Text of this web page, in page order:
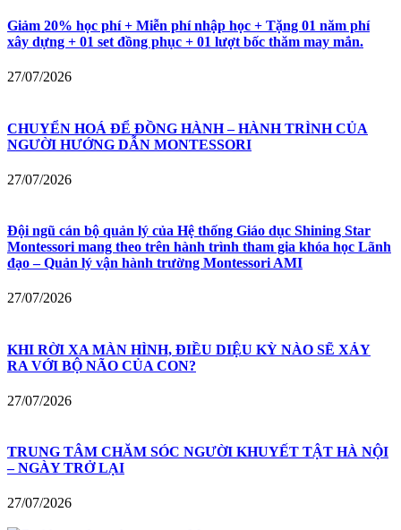
Giảm 20% học phí + Miễn phí nhập học + Tặng 01 năm phí
xây dựng + 01 set đồng phục + 01 lượt bốc thăm may mắn.
27/07/2026
CHUYỂN HOÁ ĐỂ ĐỒNG HÀNH – HÀNH TRÌNH CỦA
NGƯỜI HƯỚNG DẪN MONTESSORI
27/07/2026
Đội ngũ cán bộ quản lý của Hệ thống Giáo dục Shining Star
Montessori mang theo trên hành trình tham gia khóa học Lãnh
đạo – Quản lý vận hành trường Montessori AMI
27/07/2026
KHI RỜI XA MÀN HÌNH, ĐIỀU DIỆU KỲ NÀO SẼ XẢY
RA VỚI BỘ NÃO CỦA CON?
27/07/2026
TRUNG TÂM CHĂM SÓC NGƯỜI KHUYẾT TẬT HÀ NỘI
– NGÀY TRỞ LẠI
27/07/2026